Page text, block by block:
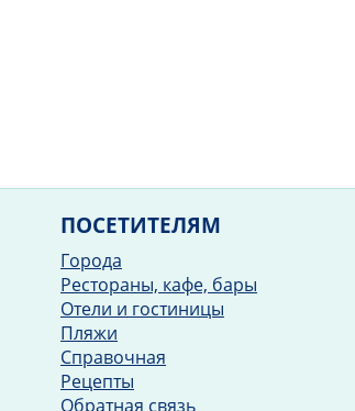
ПОСЕТИТЕЛЯМ
Города
Рестораны, кафе, бары
Отели и гостиницы
Пляжи
Справочная
Рецепты
Обратная связь